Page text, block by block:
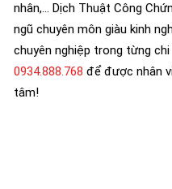
nhân,… Dịch Thuật Công
ngũ chuyên môn giàu kinh
chuyên nghiệp trong từng
0934.888.768 để được nhân
tâm!